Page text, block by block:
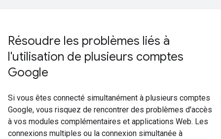
Résoudre les problèmes liés à
l'utilisation de plusieurs comptes
Google
Si vous êtes connecté simultanément à plusieurs comptes
Google, vous risquez de rencontrer des problèmes d'accès
à vos modules complémentaires et applications Web. Les
connexions multiples ou la connexion simultanée à